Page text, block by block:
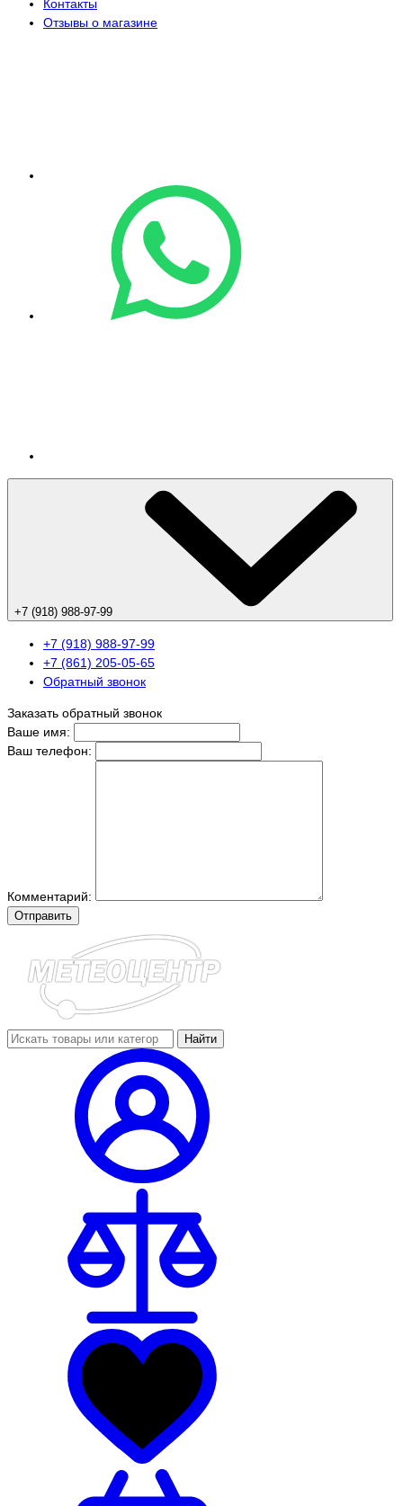
Контакты
Отзывы о магазине
+7 (918) 988-97-99
+7 (918) 988-97-99
+7 (861) 205-05-65
Обратный звонок
Заказать обратный звонок
Ваше имя:
Ваш телефон:
Комментарий:
Отправить
Найти